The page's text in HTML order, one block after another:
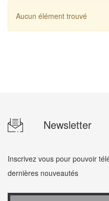
Aucun élément trouvé
Newsletter
Inscrivez vous pour pouvoir
dernières nouveautés